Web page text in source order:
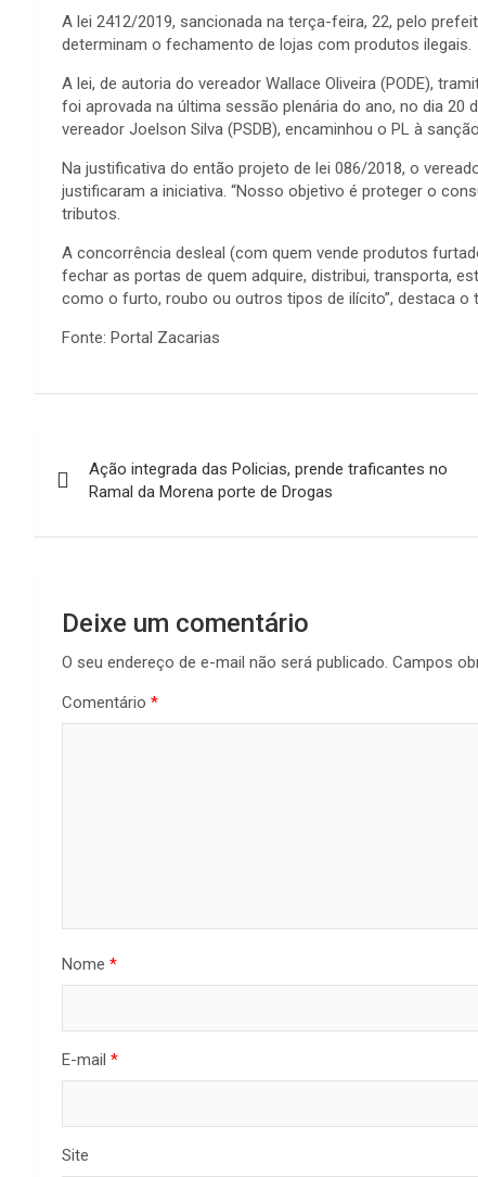
A lei 2412/2019, sancionada na terça-feira, 22, pelo
determinam o fechamento de lojas com produtos ilegais.
A lei, de autoria do vereador Wallace Oliveira (PODE),
foi aprovada na última sessão plenária do ano, no dia 20
vereador Joelson Silva (PSDB), encaminhou o PL à
Na justificativa do então projeto de lei 086/2018, o
justificaram a iniciativa. “Nosso objetivo é proteger o
tributos.
A concorrência desleal (com quem vende produtos
fechar as portas de quem adquire, distribui, transporta,
como o furto, roubo ou outros tipos de ilícito”, destaca o
Fonte: Portal Zacarias
de
Post
Ação integrada das Policias, prende traficantes no
Ramal da Morena porte de Drogas
Deixe um comentário
O seu endereço de e-mail não será publicado. Campos
Comentário *
Nome *
E-mail *
Site